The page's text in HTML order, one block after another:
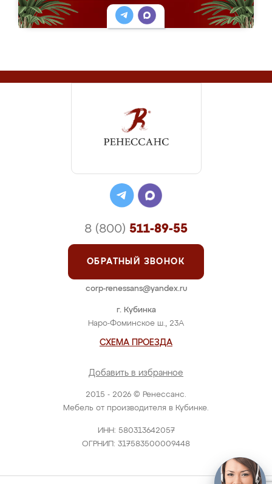
2015 - 2026 © Ренессанс.
Мебель от производителя в Кубинке.
ИНН: 580313642057
ОГРНИП: 317583500009448
г. Кубинка
Наро-Фоминское ш., 23А
СХЕМА ПРОЕЗДА
Добавить в избранное
8 (800) 511-89-55
ОБРАТНЫЙ ЗВОНОК
corp-renessans@yandex.ru